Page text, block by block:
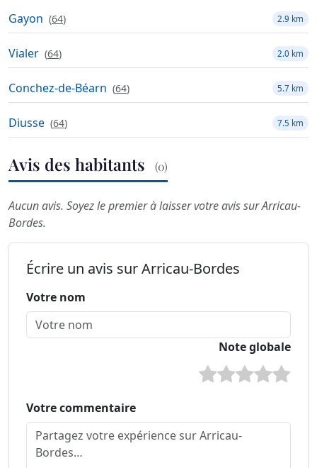
Gayon (64) 2.9 km
Vialer (64) 2.0 km
Conchez-de-Béarn (64) 5.7 km
Diusse (64) 7.5 km
Avis des habitants (0)
Aucun avis. Soyez le premier à laisser votre avis sur Arricau-
Bordes.
Écrire un avis sur Arricau-Bordes
Votre nom
Note globale
Votre commentaire